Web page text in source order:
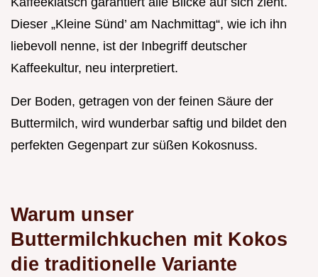
Dieser „Kleine Sünd’ am Nachmittag“, wie ich ihn
liebevoll nenne, ist der Inbegriff deutscher
Kaffeekultur, neu interpretiert.
Der Boden, getragen von der feinen Säure der
Buttermilch, wird wunderbar saftig und bildet den
perfekten Gegenpart zur süßen Kokosnuss.
Warum unser
Buttermilchkuchen mit Kokos
die traditionelle Variante